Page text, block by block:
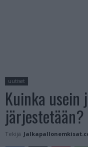
uutiset
Kuinka usein
järjestetään?
Tekijä